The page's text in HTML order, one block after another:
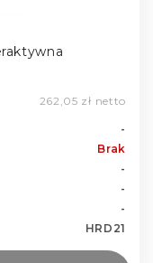
262,05 zł netto
-
Brak
-
-
-
HRD21